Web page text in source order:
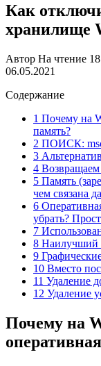
Как
хранилище
Автор На чтение
06.05.2021
Содержание
1 Почему на
память?
2 ПОИСК:
3
4
5 Память
чем связана
6
убрать?
7
8 Наилучший
9
10 Вместо
11 Удаление
12 Удаление
Почему на